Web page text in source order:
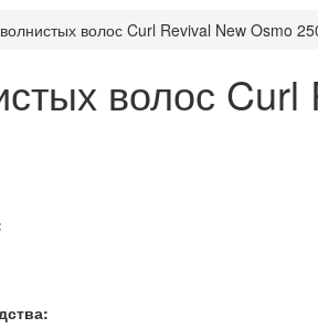
волос Curl Revival New Osmo
волос Curl